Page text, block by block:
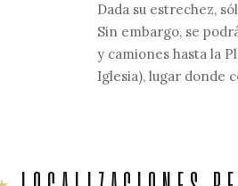
Dada su estrechez,
Sin embargo, se
y camiones hasta la
Iglesia), lugar donde